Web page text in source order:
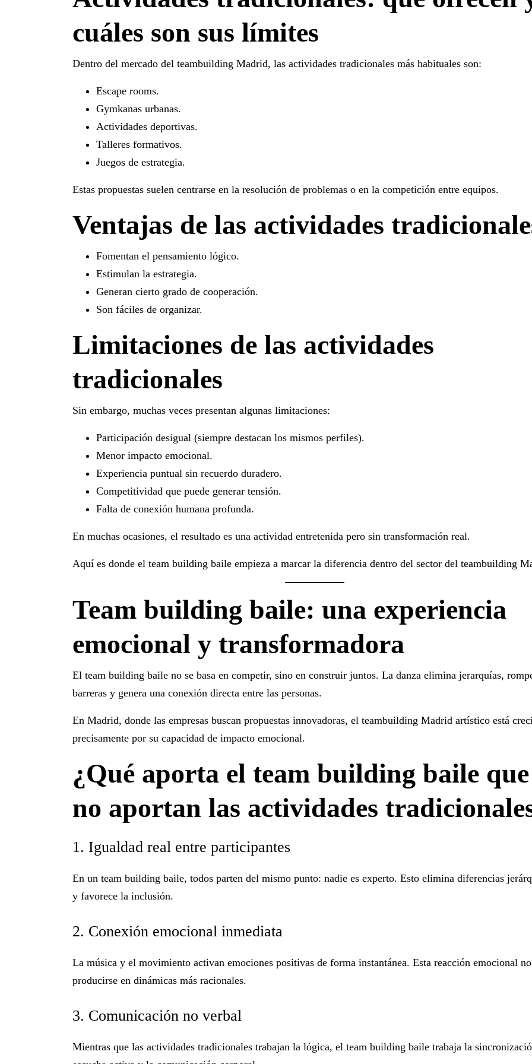
cuáles son sus límites
Dentro del mercado del teambuilding Madrid, las actividades tradicionales más habituales son:
Escape rooms.
Gymkanas urbanas.
Actividades deportivas.
Talleres formativos.
Juegos de estrategia.
Estas propuestas suelen centrarse en la resolución de problemas o en la competición entre equipos.
Ventajas de las actividades
Fomentan el pensamiento lógico.
Estimulan la estrategia.
Generan cierto grado de cooperación.
Son fáciles de organizar.
Limitaciones de las actividades
tradicionales
Sin embargo, muchas veces presentan algunas limitaciones:
Participación desigual (siempre destacan los mismos perfiles).
Menor impacto emocional.
Experiencia puntual sin recuerdo duradero.
Competitividad que puede generar tensión.
Falta de conexión humana profunda.
En muchas ocasiones, el resultado es una actividad entretenida pero sin transformación real.
Aquí es donde el team building baile empieza a marcar la diferencia dentro del sector del teambuilding
Team building baile: una experiencia
emocional y transformadora
El team building baile no se basa en competir, sino en construir juntos. La danza elimina jerarquías,
barreras y genera una conexión directa entre las personas.
En Madrid, donde las empresas buscan propuestas innovadoras, el teambuilding Madrid artístico está
precisamente por su capacidad de impacto emocional.
¿Qué aporta el team building baile que
no aportan las actividades
1. Igualdad real entre participantes
En un team building baile, todos parten del mismo punto: nadie es experto. Esto elimina diferencias
y favorece la inclusión.
2. Conexión emocional inmediata
La música y el movimiento activan emociones positivas de forma instantánea. Esta reacción emocional
producirse en dinámicas más racionales.
3. Comunicación no verbal
Mientras que las actividades tradicionales trabajan la lógica, el team building baile trabaja la